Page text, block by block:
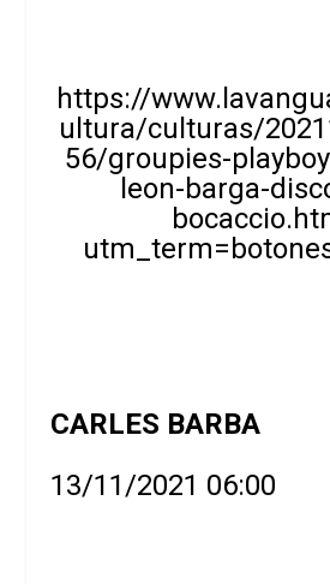
https://
ultura/culturas/
56/groupies-
leon-barga-
CARLES BARBA
13/11/2021 06:00